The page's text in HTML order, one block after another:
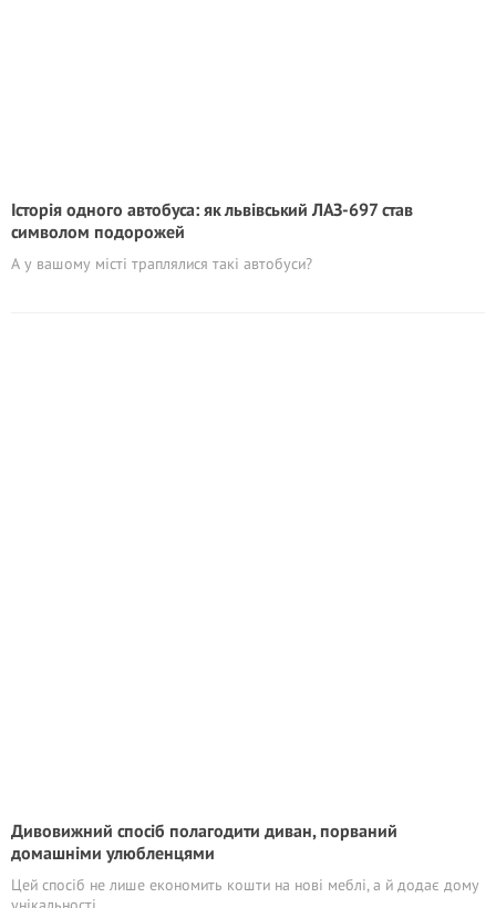
Історія одного автобуса: як львівський ЛАЗ-697 став
символом подорожей
А у вашому місті траплялися такі автобуси?
Дивовижний спосіб полагодити диван, порваний
домашніми улюбленцями
Цей спосіб не лише економить кошти на нові меблі, а й додає дому